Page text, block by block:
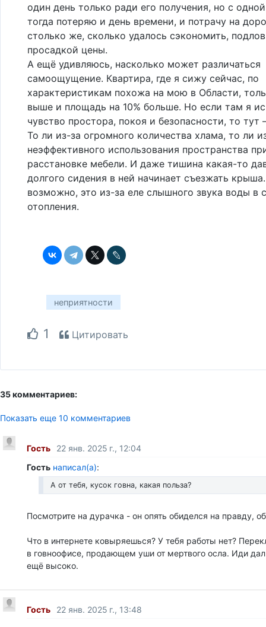
один день только ради его получения, но с
тогда потеряю и день времени, и потрачу на
столько же, сколько удалось сэкономить,
просадкой цены.
А ещё удивляюсь, насколько может различаться
самоощущение. Квартира, где я сижу сейчас, по
характеристикам похожа на мою в Области,
выше и площадь на 10% больше. Но если там я
чувство простора, покоя и безопасности, то
То ли из-за огромного количества хлама, то ли
неэффективного использования пространства
расстановке мебели. И даже тишина какая-то
долгого сидения в ней начинает съезжать
возможно, это из-за еле слышного звука воды в
отопления.
неприятности
1 Цитировать
35 комментариев:
Показать еще 10 комментариев
Гость
22 янв. 2025 г., 12:04
Гость написал(а):
А от тебя, кусок говна, какая польза?
Посмотрите на дурачка - он опять обиделся на правду,
Что в интернете ковыряешься? У тебя работы нет?
в говноофисе, продающем уши от мертвого осла. Иди
ещё высоко.
Гость 22 янв. 2025 г., 13:48